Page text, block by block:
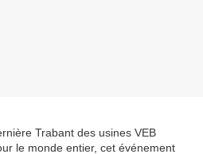
Trabant des usines VEB
le monde entier, cet événement